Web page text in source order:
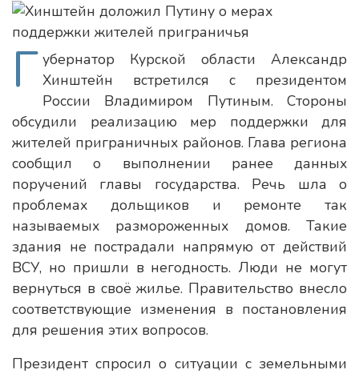
Г убернатор Курской области Александр
Хинштейн встретился с президентом
России Владимиром Путиным. Стороны
обсудили реализацию мер поддержки для
жителей приграничных районов. Глава региона
сообщил о выполнении ранее данных
поручений главы государства. Речь шла о
проблемах дольщиков и ремонте так
называемых размороженных домов. Такие
здания не пострадали напрямую от действий
ВСУ, но пришли в негодность. Люди не могут
вернуться в своё жилье. Правительство внесло
соответствующие изменения в постановления
для решения этих вопросов.
Президент спросил о ситуации с земельными